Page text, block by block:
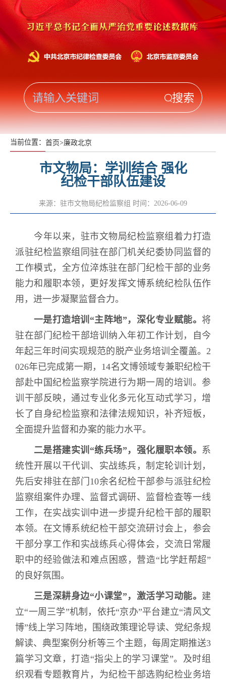
当前位置： 首页>廉政北京
市文物局：学训结合 强化
纪检干部队伍建设
来源：驻市文物局纪检监察组 时间：2026-06-09
今年以来，驻市文物局纪检监察组着力打造
派驻纪检监察组同驻在部门机关纪委协同监督的
工作模式，全方位淬炼驻在部门纪检干部的业务
能力和履职本领，更好发挥文博系统纪检队伍作
用，进一步凝聚监督合力。
一是打造培训“主阵地”，深化专业赋能。 将
驻在部门纪检干部培训纳入年初工作计划，自今
年起三年时间实现规范的脱产业务培训全覆盖。 2
026年已完成第一期， 14名文博领域专兼职纪检干
部赴中国纪检监察学院进行为期一周的培训。参
训干部反映，通过专业化多元化互动式学习，增
长了自身纪检监察和法律法规知识，补齐短板，
全面提升监督和办案的能力水平。
二是搭建实训“练兵场”，强化履职本领。 系
统性开展以干代训、实战练兵，制定轮训计划，
先后安排驻在部门 10余名纪检干部参与派驻纪检
监察组案件办理、监督式调研、监督检查等一线
工作， 在实战实训中进一步提升纪检干部的履职
本领。 在文博系统纪检干部交流研讨会上，参会
干部分享工作和实战练兵心得体会，交流日常履
职中的经验做法和难点困惑，营造“比学赶帮超”
的良好氛围。
三是深耕身边“小课堂”，激活学习动能。 建
立“一周三学”机制，依托“京办”平台建立“清风文
博”线上学习阵地，围绕政策理论导读、党纪条规
解读、典型案例分析等三个主题，每周定期推送3
篇学习文章，打造“指尖上的学习课堂”。及时组
织观看专题教育片，为纪检干部选购纪检业务培